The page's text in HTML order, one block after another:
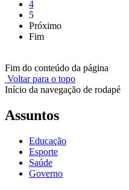
4
5
Próximo
Fim
Fim do conteúdo da página
Voltar para o topo
Início da navegação de rodapé
Assuntos
Educação
Esporte
Saúde
Governo